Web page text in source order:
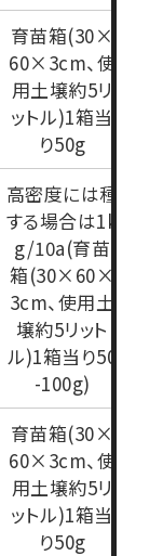
育苗箱(30×
60×3cm、使
用土壌約5リ
ットル)1箱当
り50g
高密度には種
する場合は1k
g/10a(育苗
箱(30×60×
3cm、使用土
壌約5リット
ル)1箱当り50
-100g)
育苗箱(30×
60×3cm、使
用土壌約5リ
ットル)1箱当
り50g